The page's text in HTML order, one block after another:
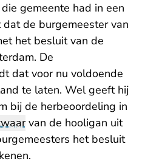
gemeente had in een
de burgemeester van
het besluit van de
De
dat voor nu voldoende
te laten. Wel geeft hij
bij de herbeoordeling in
van de hooligan uit
het besluit